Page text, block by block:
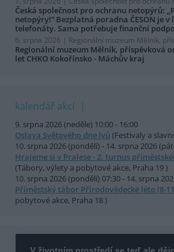
Česká společnost pro ochranu netopýrů:
netopýry!“ Bezplatná poradna ČESON je v
telefonáty. Sama potřebuje finanční
6. srpna 2026 | Regionální muzeum Mělník,
Regionální muzeum Mělník, příspěvková
let CHKO Kokořínsko - Máchův kraj
kalendář akcí
9. srpna 2026 (neděle) 10:00 - 16:00
Oslava Světového dne lvů (Festivaly a
10. srpna 2026 (pondělí) - 14. srpna 2026
Hrajeme si v Pralese - 2. turnus
(Tábory, výlety a pobytové akce, Praha 19 )
10. srpna 2026 (pondělí) 07:30 - 14. srpna
Příměstský tábor Přírodovědecké léto (8-
pobytové akce, Praha 18 )